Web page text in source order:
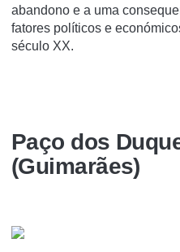
abandono e a uma
fatores políticos e
século XX.
Paço dos
(Guimarães)